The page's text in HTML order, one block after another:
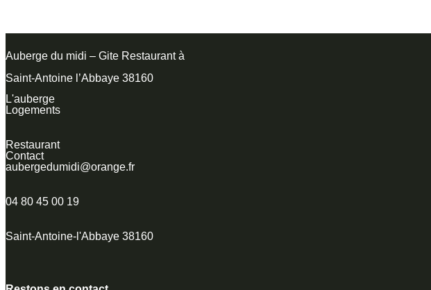
Auberge du midi – Gite Restaurant à
Saint-Antoine l’Abbaye 38160
L'auberge
Logements
Restaurant
Contact
aubergedumidi@orange.fr
04 80 45 00 19
Saint-Antoine-l'Abbaye 38160